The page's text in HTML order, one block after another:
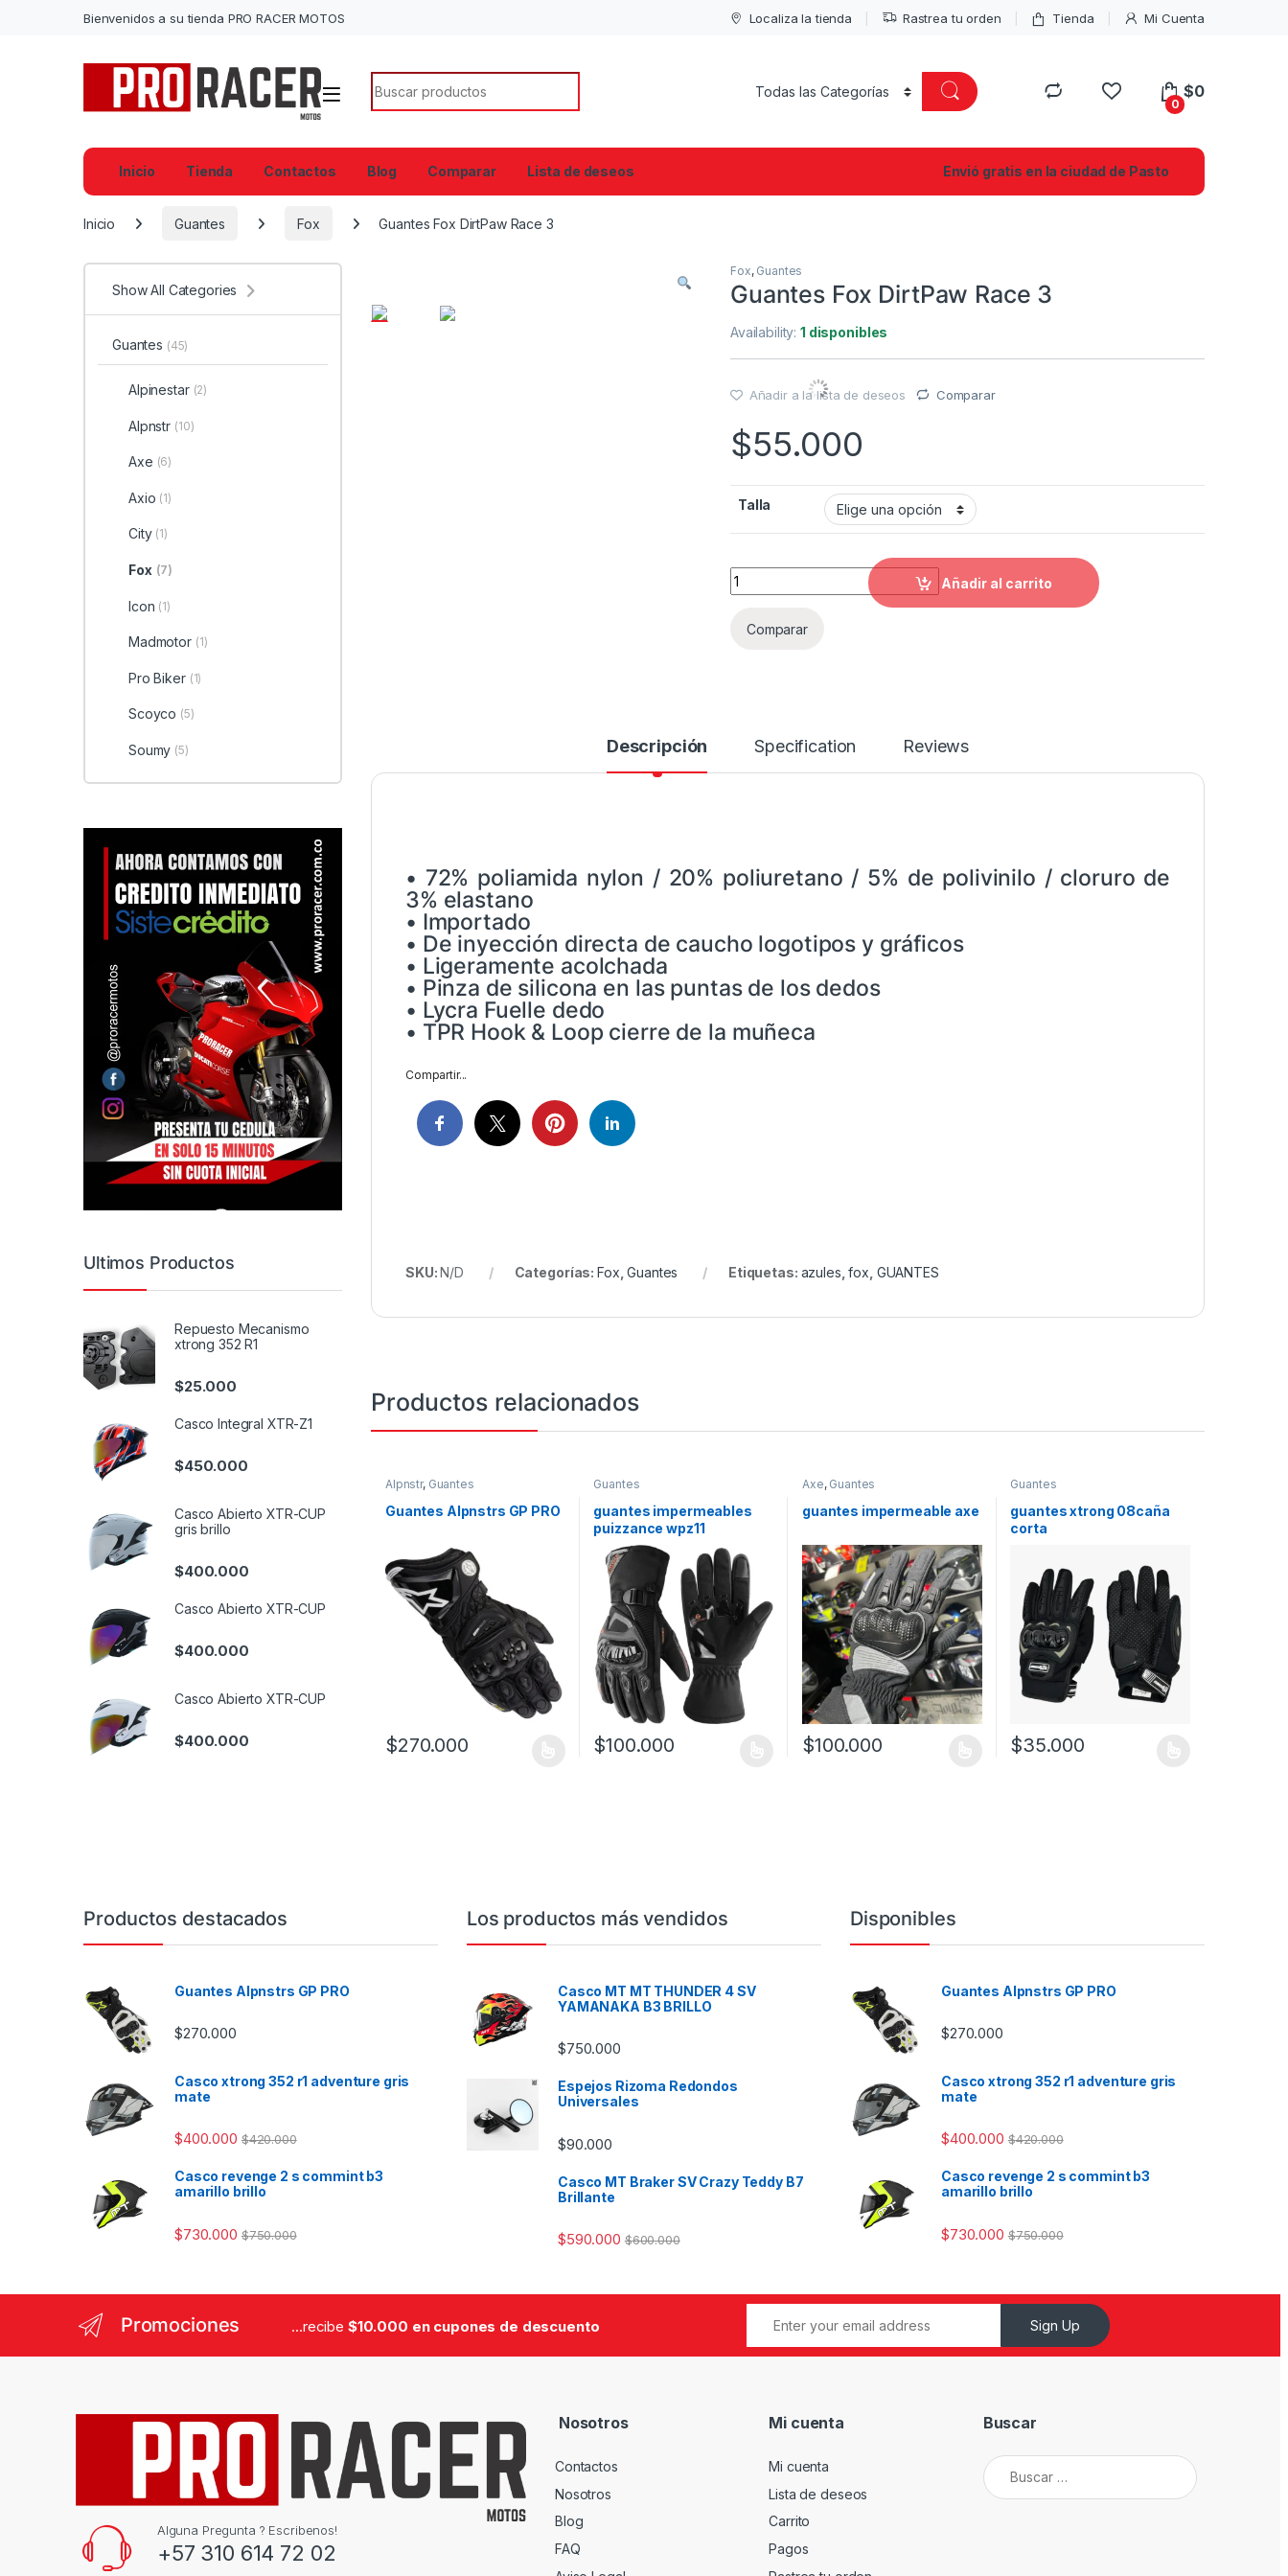
Bienvenidos a su tienda PRO RACER MOTOS Localiza la tienda Rastrea tu orden Tienda Mi Cuenta
Search for:
0
$0
Inicio Tienda Contactos Blog Comparar Lista de deseos Envió gratis en la ciudad de Pasto
Inicio Guantes Fox Guantes Fox DirtPaw Race 3
Fox, Guantes
Guantes Fox DirtPaw Race 3
Availability:1 disponibles
Añadir a la lista de deseos Comparar
$55.000
Talla
Guantes Fox DirtPaw Race 3 quantity
Añadir al carrito
Comparar
Descripción Specification Reviews
• 72% poliamida nylon / 20% poliuretano / 5% de polivinilo / cloruro de
3% elastano
• Importado
• De inyección directa de caucho logotipos y gráficos
• Ligeramente acolchada
• Pinza de silicona en las puntas de los dedos
• Lycra Fuelle dedo
• TPR Hook & Loop cierre de la muñeca
Compartir...
SKU:N/D Categorías: Fox ,Guantes Etiquetas: azules ,fox GUANTES
Productos relacionados
Alpnstr, Guantes
Guantes Alpnstrs GP PRO
$270.000
Guantes
guantes impermeables
puizzance wpz11
$100.000
Axe, Guantes
guantes impermeable axe
$100.000
Guantes
guantes xtrong 08caña
corta
$35.000
Show All Categories
Guantes (45)
Alpinestar (2)
Alpnstr (10)
Axe (6)
Axio (1)
City (1)
Fox (7)
Icon (1)
Madmotor (1)
Pro Biker (1)
Scoyco (5)
Soumy (5)
Ultimos Productos
Repuesto Mecanismo
xtrong 352 R1
$25.000
Casco Integral XTR-Z1
$450.000
Casco Abierto XTR-CUP
gris brillo
$400.000
Casco Abierto XTR-CUP
$400.000
Casco Abierto XTR-CUP
$400.000
Productos destacados
Guantes Alpnstrs GP PRO
$270.000
Casco xtrong 352 r1 adventure gris
mate
$400.000 $420.000
Casco revenge 2 s commint b3
amarillo brillo
$730.000 $750.000
Los productos más vendidos
Casco MT MT THUNDER 4 SV
YAMANAKA B3 BRILLO
$750.000
Espejos Rizoma Redondos
Universales
$90.000
Casco MT Braker SV Crazy Teddy B7
Brillante
$590.000 $600.000
Disponibles
Guantes Alpnstrs GP PRO
$270.000
Casco xtrong 352 r1 adventure gris
mate
$400.000 $420.000
Casco revenge 2 s commint b3
amarillo brillo
$730.000 $750.000
Promociones ...recibe $10.000 en cupones de descuento Sign Up
Alguna Pregunta ? Escribenos!
+57 310 614 72 02
Nosotros
Contactos
Nosotros
Blog
FAQ
Mi cuenta
Mi cuenta
Lista de deseos
Carrito
Pagos
Buscar
Buscar: